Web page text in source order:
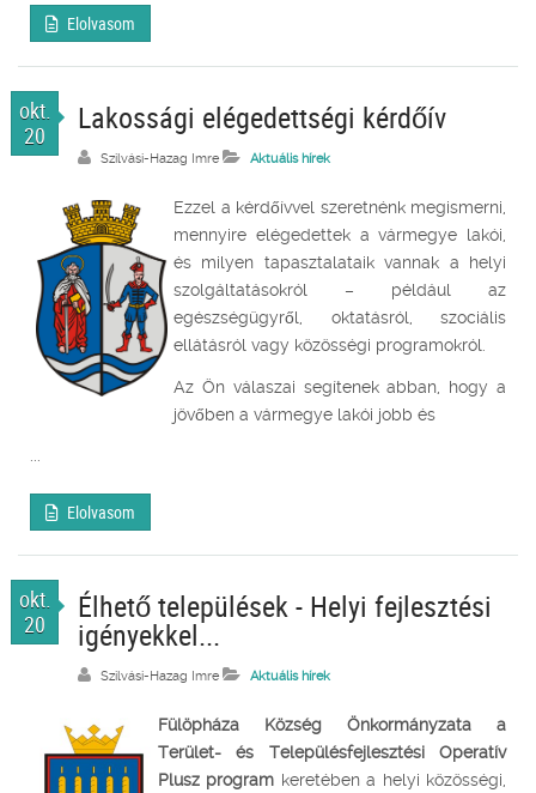
Elolvasom
okt.
20
Lakossági elégedettségi kérdőív
Szilvási-Hazag Imre Aktuális hírek
Ezzel a kérdőívvel szeretnénk megismerni,
mennyire elégedettek a vármegye lakói,
és milyen tapasztalataik vannak a helyi
szolgáltatásokról – például az
egészségügyről, oktatásról, szociális
ellátásról vagy közösségi programokról.
Az Ön válaszai segítenek abban, hogy a
jövőben a vármegye lakói jobb és
...
Elolvasom
okt.
20
Élhető települések - Helyi fejlesztési
igényekkel...
Szilvási-Hazag Imre Aktuális hírek
Fülöpháza Község Önkormányzata a
Terület- és Településfejlesztési Operatív
Plusz program keretében a helyi közösségi,